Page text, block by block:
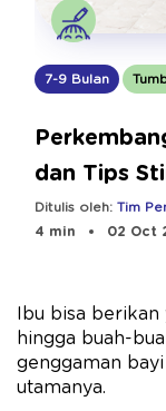
7-9 Bulan
dan Tips
Ditulis oleh: Tim
4 min
02 Oct
Ibu bisa berikan
hingga buah-
genggaman
utamanya.